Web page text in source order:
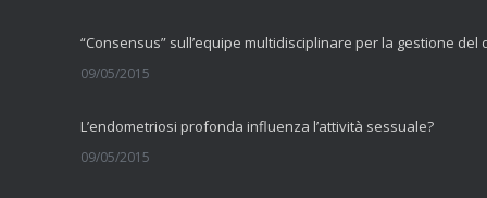
09/05/2015
L’endometriosi profonda influenza l’attività sessuale?
09/05/2015